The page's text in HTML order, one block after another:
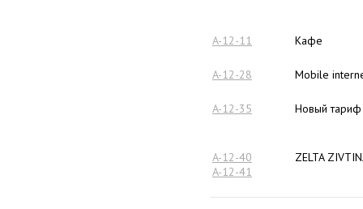
A-12-11 Кафе
A-12-28 Mobile
A-12-35 Новый
A-12-40
A-12-41
ZELTA